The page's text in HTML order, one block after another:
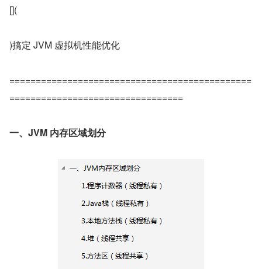
[](
)搞定 JVM 虚拟机性能优化
==============================================
=================================
一、JVM 内存区域划分